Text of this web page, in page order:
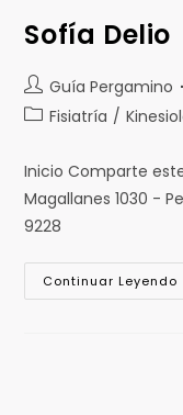
Sofía Delio
Guía Pergamino
Fisiatría /
Inicio Comparte
Magallanes 1030 -
9228
Continuar Leyendo